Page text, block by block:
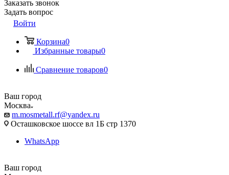
Заказать звонок
Задать вопрос
Войти
Корзина0
Избранные товары0
Сравнение товаров0
Ваш город
Москва
m.mosmetall.rf@yandex.ru
Осташковское шоссе вл 1Б стр 1370
WhatsApp
Ваш город